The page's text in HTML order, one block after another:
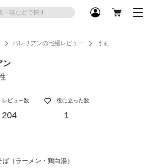
パレリアンの宅麺レビュー うま
ン
レビュー数
204
役に立った数
1
（ラーメン・鶏白湯）